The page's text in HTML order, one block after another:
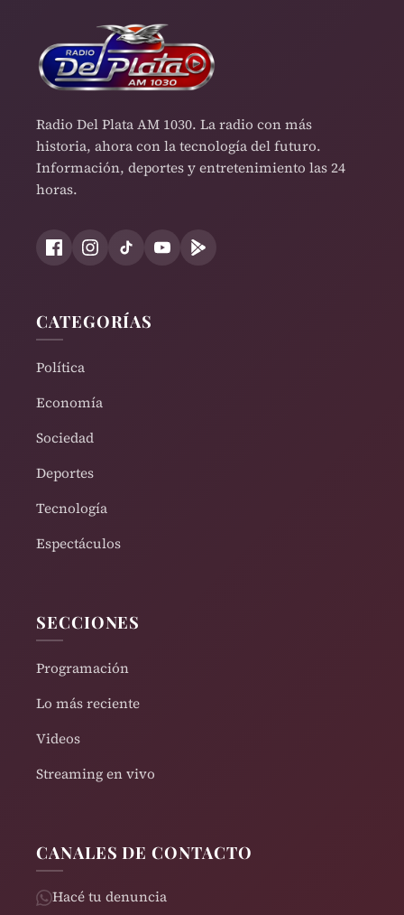
Radio Del Plata AM 1030. La radio con más
historia, ahora con la tecnología del futuro.
Información, deportes y entretenimiento las 24
horas.
CATEGORÍAS
Política
Economía
Sociedad
Deportes
Tecnología
Espectáculos
SECCIONES
Programación
Lo más reciente
Videos
Streaming en vivo
CANALES DE CONTACTO
Hacé tu denuncia